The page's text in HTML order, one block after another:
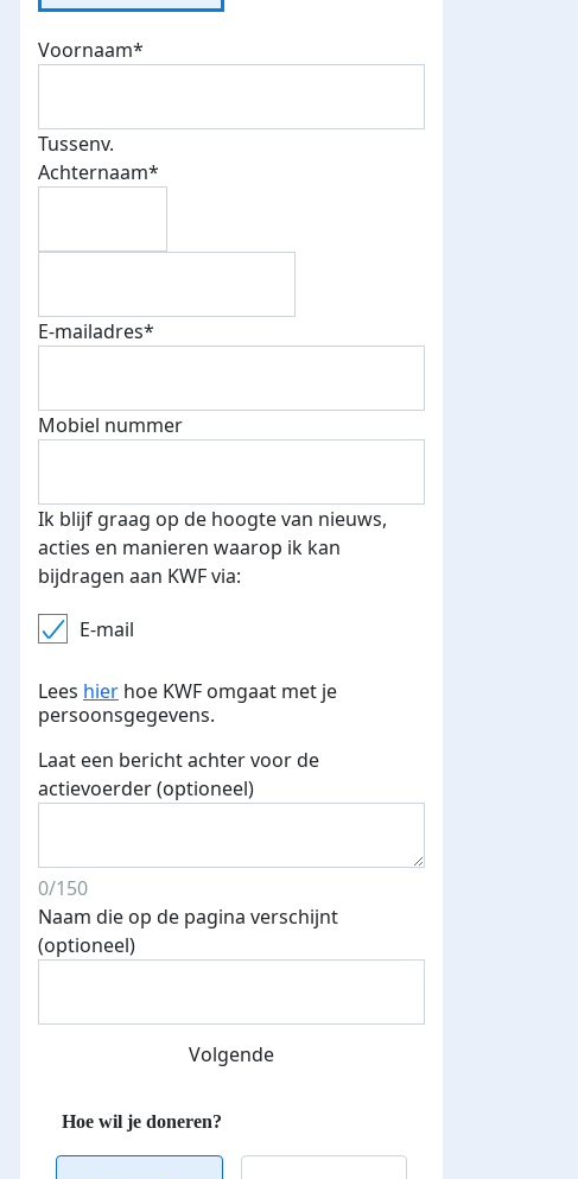
E-mails verstuurd
Streefbedrag verhoogd
Top fondsenwerver
Voornaam*
Tussenv.
Achternaam*
E-mailadres*
Mobiel nummer
Ik blijf graag op de hoogte van nieuws,
acties en manieren waarop ik kan
bijdragen aan KWF via:
E-mail
Lees hier hoe KWF omgaat met je
persoonsgegevens.
Laat een bericht achter voor de
actievoerder (optioneel)
0/150
Naam die op de pagina verschijnt
(optioneel)
Volgende